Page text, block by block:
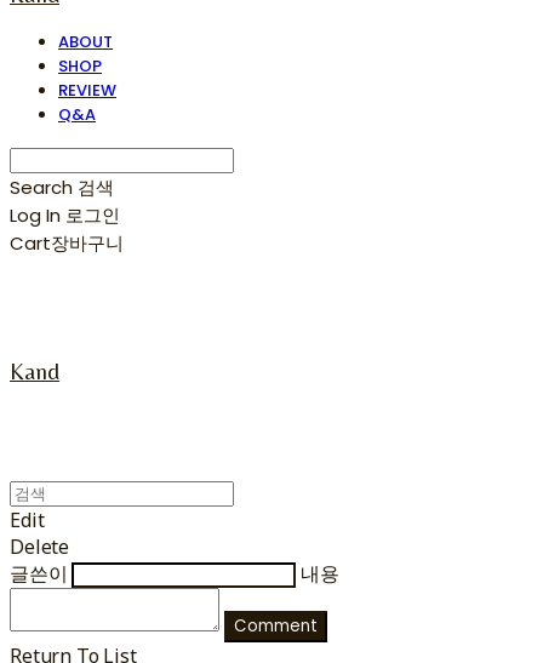
ABOUT
SHOP
REVIEW
Q&A
Search 검색
Log In 로그인
Cart장바구니
Kand
Edit
Delete
글쓴이
내용
Comment
Return To List